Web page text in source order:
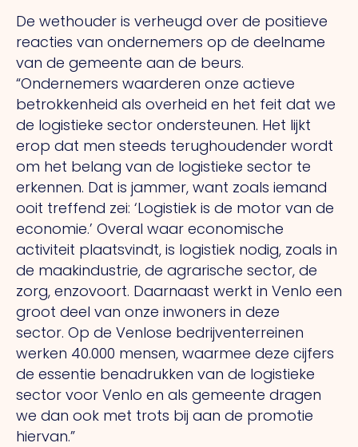
De wethouder is verheugd over de positieve
reacties van ondernemers op de deelname
van de gemeente aan de beurs.
“Ondernemers waarderen onze actieve
betrokkenheid als overheid en het feit dat we
de logistieke sector ondersteunen. Het lijkt
erop dat men steeds terughoudender wordt
om het belang van de logistieke sector te
erkennen. Dat is jammer, want zoals iemand
ooit treffend zei: ‘Logistiek is de motor van de
economie.’ Overal waar economische
activiteit plaatsvindt, is logistiek nodig, zoals in
de maakindustrie, de agrarische sector, de
zorg, enzovoort. Daarnaast werkt in Venlo een
groot deel van onze inwoners in deze
sector. Op de Venlose bedrijventerreinen
werken 40.000 mensen, waarmee deze cijfers
de essentie benadrukken van de logistieke
sector voor Venlo en als gemeente dragen
we dan ook met trots bij aan de promotie
hiervan.”